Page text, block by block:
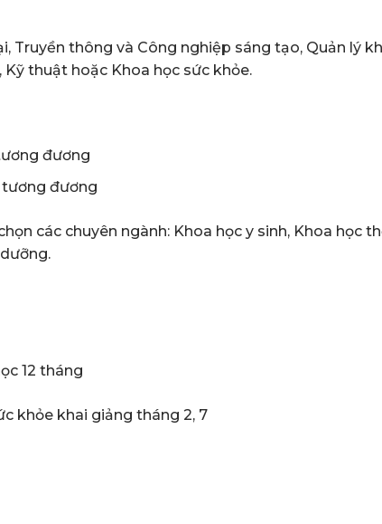
Truyền thông và Công nghiệp sáng tạo, Quản lý
thuật hoặc Khoa học sức khỏe.
đương
tương đương
các chuyên ngành: Khoa học y sinh, Khoa học
12 tháng
khỏe khai giảng tháng 2, 7